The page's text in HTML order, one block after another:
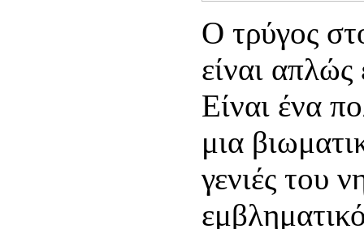
Ο τρύγος
είναι
Είναι ένα
μια
γενιές του